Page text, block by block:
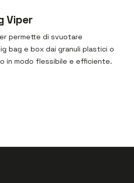
Viper
permette di svuotare
bag e box dai granuli plastici o
in modo flessibile e efficiente.